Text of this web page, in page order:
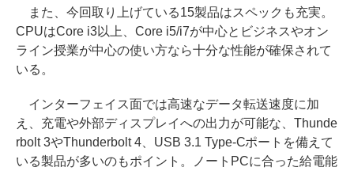
また、今回取り上げている15製品はスペックも充実。
CPUはCore i3以上、Core i5/i7が中心とビジネスやオン
ライン授業が中心の使い方なら十分な性能が確保されて
いる。
インターフェイス面では高速なデータ転送速度に加
え、充電や外部ディスプレイへの出力が可能な、Thunde
rbolt 3やThunderbolt 4、USB 3.1 Type-Cポートを備えて
いる製品が多いのもポイント。ノートPCに合った給電能